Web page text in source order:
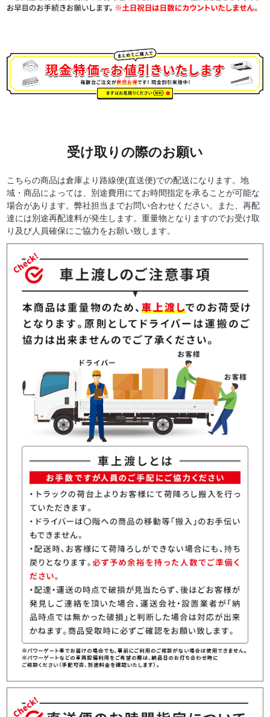
受け取りの際のお願い
こちらの商品は倉庫より路線便(直送便)での配送になります。地
域・商品によっては、別途費用にてお時間指定を承ることが可能な
場合があります。弊社担当までお問い合わせください。また、再配
達には別途再配達料が発生します。重量物となりますのでお受け取
り及び人員確保にご協力をお願い致します。